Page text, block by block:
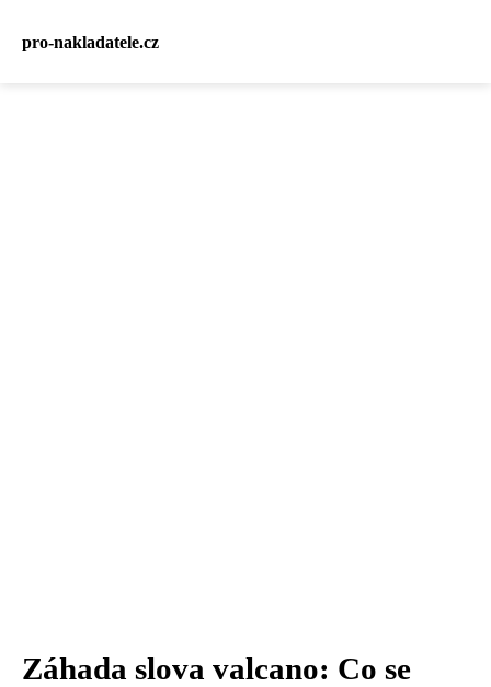
pro-nakladatele.cz
Záhada slova valcano: Co se